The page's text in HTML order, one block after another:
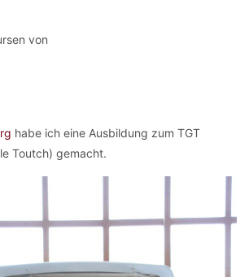
von
habe ich eine Ausbildung zum TGT
Toutch) gemacht.